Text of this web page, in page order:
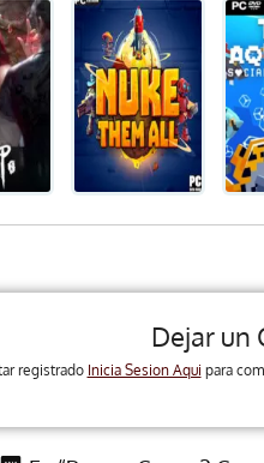
Dejar un
registrado Inicia Sesion Aqui para